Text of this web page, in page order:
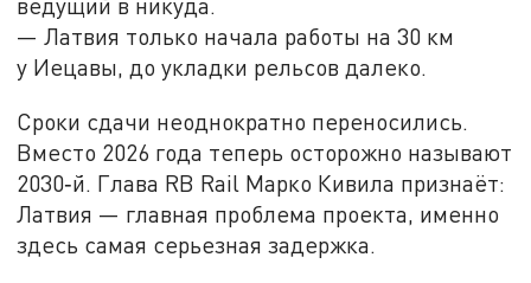
ведущий в никуда.
— Латвия только начала работы на 30 км
у Иецавы, до укладки рельсов далеко.
Сроки сдачи неоднократно переносились.
Вместо 2026 года теперь осторожно называют
2030‑й. Глава RB Rail Марко Кивила признаёт:
Латвия — главная проблема проекта, именно
здесь самая серьезная задержка.